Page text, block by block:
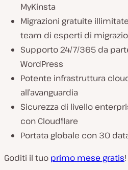
MyKinsta
Migrazioni gratuite
team di esperti di
Supporto 24/7/365 da
WordPress
Potente infrastruttura
all’avanguardia
Sicurezza di livello
con Cloudflare
Portata globale con 30
Goditi il tuo primo mese gratis!